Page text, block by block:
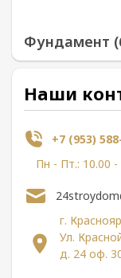
Фундамент
Наши
+7 (953)
Пн - Пт.: 10.00 -
г.
Ул.
д. 24 оф.